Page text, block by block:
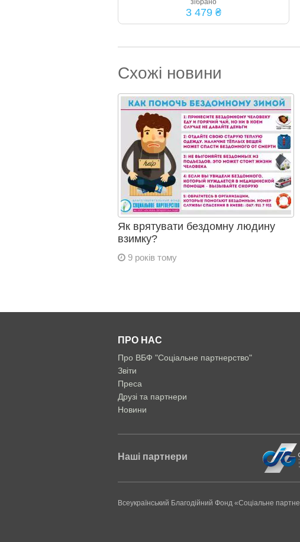
зібрано
3 479 ₴
Схожі новини
Як врятувати бездомну людину
взимку?
9 років тому
ПРО НАС
Про ВБФ "Соціальне партнерство"
Звіти
Преса
Друзі та партнери
Новини
Наші партнери
Всеукраїнський Благодійний Фонд «Соціальне